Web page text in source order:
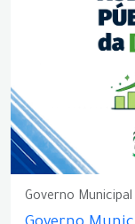
Governo Municipal